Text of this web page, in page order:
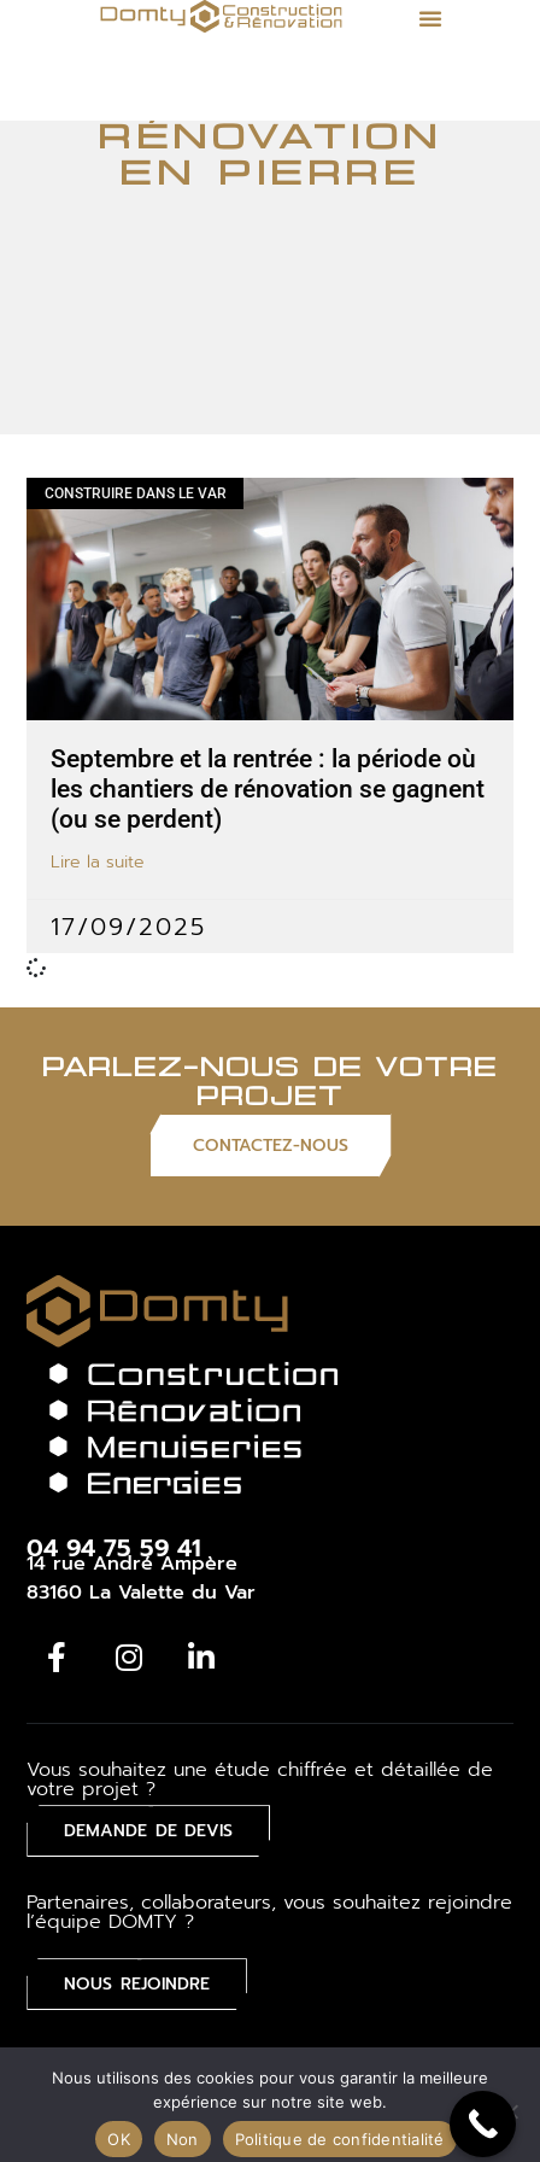
rénovation
en pierre
CONSTRUIRE DANS LE VAR
Septembre et la rentrée : la période où
les chantiers de rénovation se gagnent
(ou se perdent)
Lire la suite
17/09/2025
PARLEZ-NOUS DE VOTRE
PROJET
CONTACTEZ-NOUS
04 94 75 59 41
14 rue André Ampère
83160 La Valette du Var
Vous souhaitez une étude chiffrée et détaillée de
votre projet ?
DEMANDE DE DEVIS
Mentions légales–CGV–Gestion des cookies– Plan du
Partenaires, collaborateurs, vous souhaitez rejoindre
l’équipe DOMTY ?
NOUS REJOINDRE
Nous utilisons des cookies pour vous garantir la meilleure
expérience sur notre site web.
OK
Non Politique de confidentialité